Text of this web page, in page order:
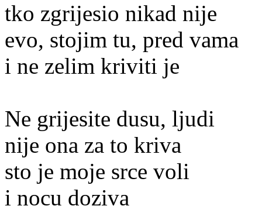
tko zgrijesio nikad nije
evo, stojim tu, pred vama
i ne zelim kriviti je
Ne grijesite dusu, ljudi
nije ona za to kriva
sto je moje srce voli
i nocu doziva